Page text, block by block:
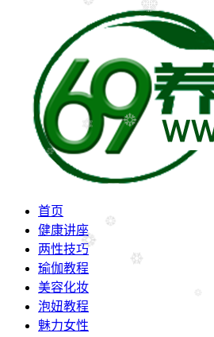
首页
健康讲座
两性技巧
瑜伽教程
美容化妆
泡妞教程
魅力女性